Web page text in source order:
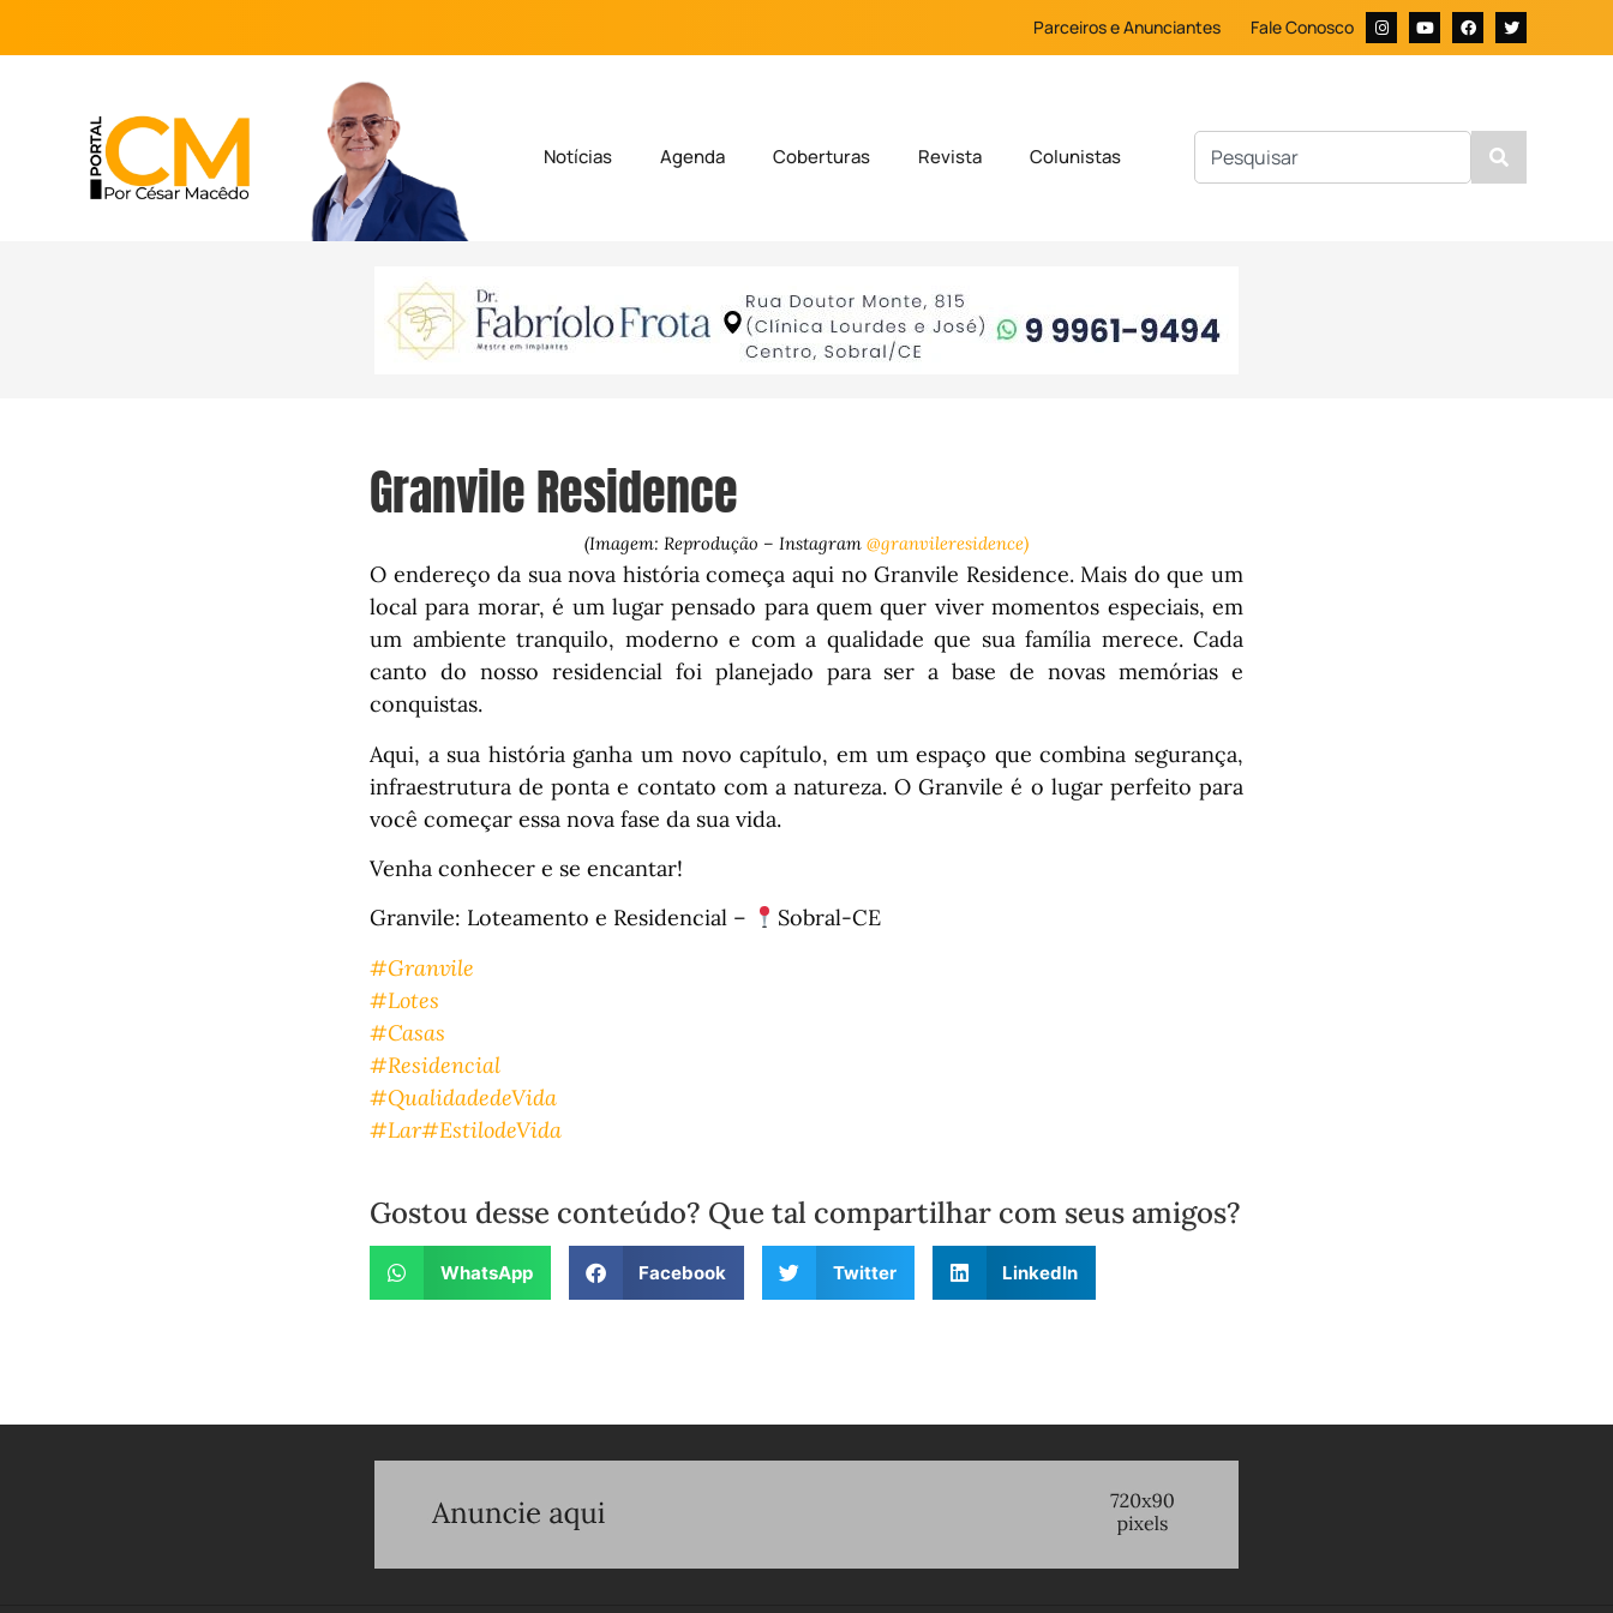
Parceiros e Anunciantes Fale Conosco
Notícias Agenda Coberturas Revista Colunistas
Granvile Residence
(Imagem: Reprodução – Instagram @granvileresidence)
O endereço da sua nova história começa aqui no Granvile Residence. Mais do que um
local para morar, é um lugar pensado para quem quer viver momentos especiais, em
um ambiente tranquilo, moderno e com a qualidade que sua família merece. Cada
canto do nosso residencial foi planejado para ser a base de novas memórias e
conquistas.
Aqui, a sua história ganha um novo capítulo, em um espaço que combina segurança,
infraestrutura de ponta e contato com a natureza. O Granvile é o lugar perfeito para
você começar essa nova fase da sua vida.
Venha conhecer e se encantar!
Granvile: Loteamento e Residencial –
Sobral-CE
#Granvile
#Lotes
#Casas
#Residencial
#QualidadedeVida
#Lar#EstilodeVida
Gostou desse conteúdo? Que tal compartilhar com seus amigos?
WhatsApp Facebook Twitter LinkedIn